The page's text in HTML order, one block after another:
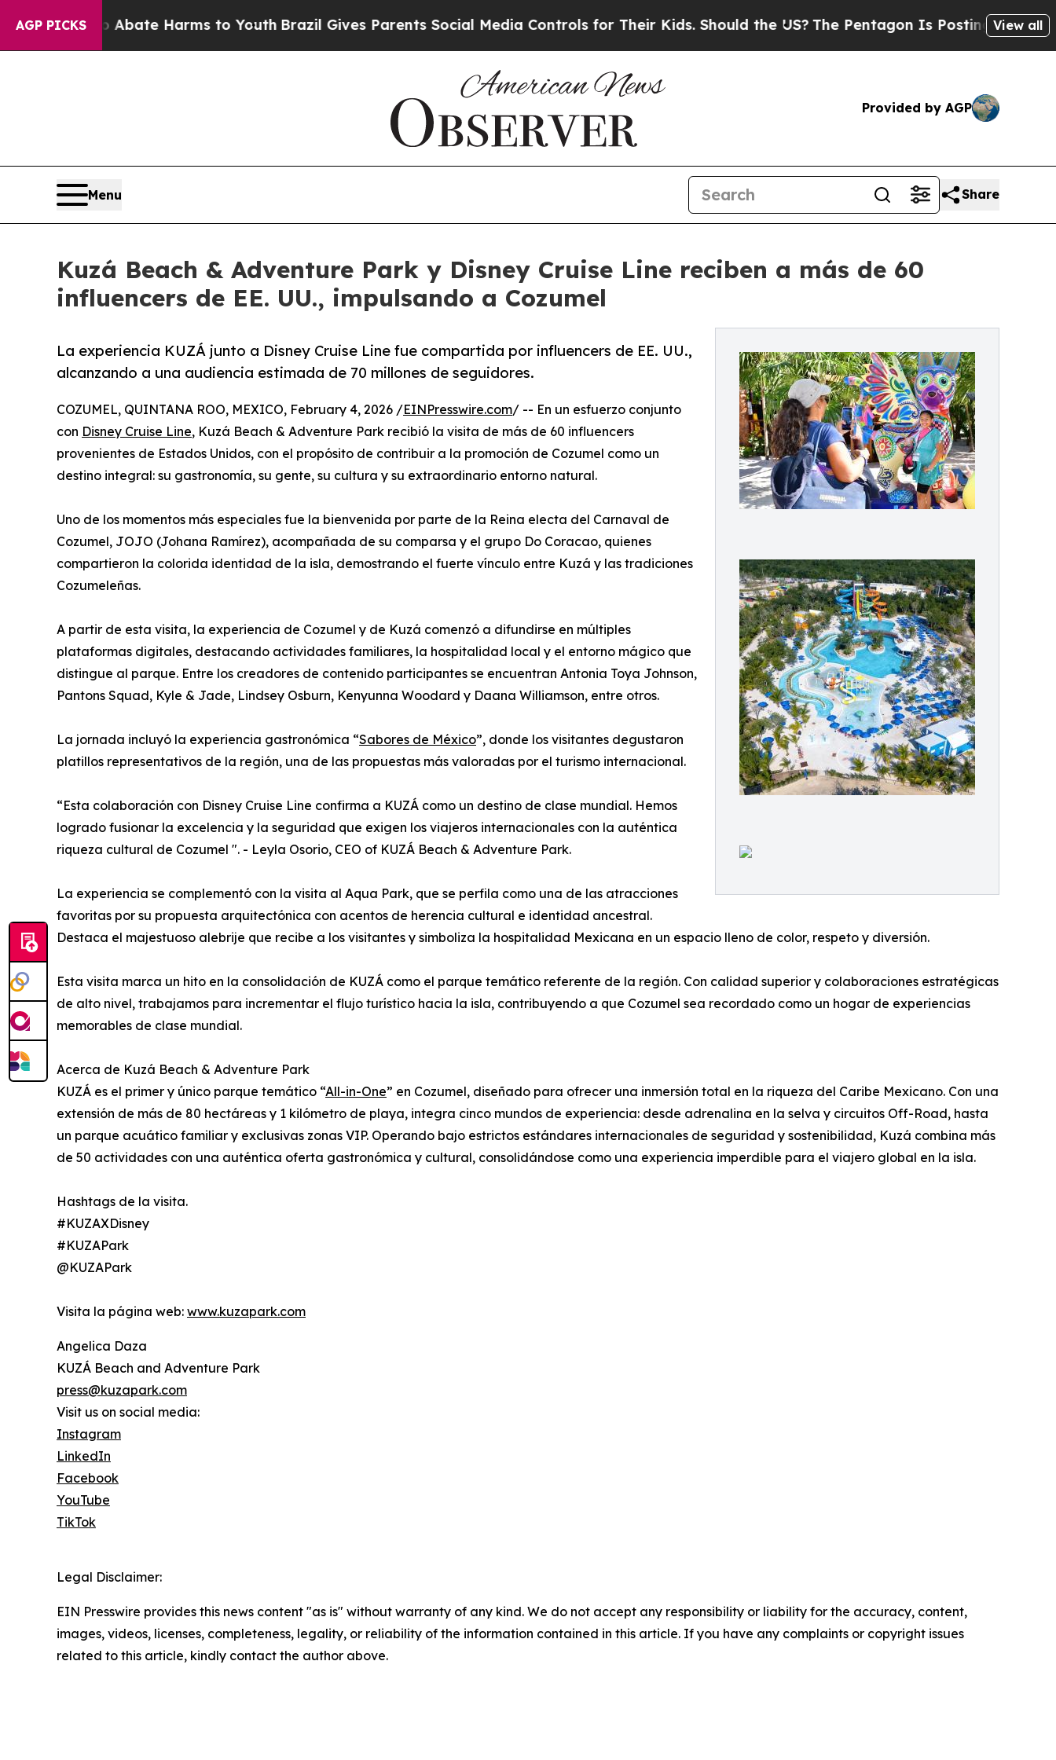
AGP PICKS
to Abate Harms to YouthBrazil Gives Parents Social Media Controls for Their Kids. Should the US? The Pentagon Is Posting Cryptic Biblical
View all
Provided by AGP
Menu Share
Kuzá Beach & Adventure Park y Disney Cruise Line reciben a más de 60
influencers de EE. UU., impulsando a Cozumel
La experiencia KUZÁ junto a Disney Cruise Line fue compartida por influencers de EE. UU.,
alcanzando a una audiencia estimada de 70 millones de seguidores.
COZUMEL, QUINTANA ROO, MEXICO, February 4, 2026 /EINPresswire.com/ -- En un esfuerzo conjunto
con Disney Cruise Line, Kuzá Beach & Adventure Park recibió la visita de más de 60 influencers
provenientes de Estados Unidos, con el propósito de contribuir a la promoción de Cozumel como un
destino integral: su gastronomía, su gente, su cultura y su extraordinario entorno natural.
Uno de los momentos más especiales fue la bienvenida por parte de la Reina electa del Carnaval de
Cozumel, JOJO (Johana Ramírez), acompañada de su comparsa y el grupo Do Coracao, quienes
compartieron la colorida identidad de la isla, demostrando el fuerte vínculo entre Kuzá y las tradiciones
Cozumeleñas.
A partir de esta visita, la experiencia de Cozumel y de Kuzá comenzó a difundirse en múltiples
plataformas digitales, destacando actividades familiares, la hospitalidad local y el entorno mágico que
distingue al parque. Entre los creadores de contenido participantes se encuentran Antonia Toya Johnson,
Pantons Squad, Kyle & Jade, Lindsey Osburn, Kenyunna Woodard y Daana Williamson, entre otros.
La jornada incluyó la experiencia gastronómica “Sabores de México”, donde los visitantes degustaron
platillos representativos de la región, una de las propuestas más valoradas por el turismo internacional.
“Esta colaboración con Disney Cruise Line confirma a KUZÁ como un destino de clase mundial. Hemos
logrado fusionar la excelencia y la seguridad que exigen los viajeros internacionales con la auténtica
riqueza cultural de Cozumel ". - Leyla Osorio, CEO of KUZÁ Beach & Adventure Park.
La experiencia se complementó con la visita al Aqua Park, que se perfila como una de las atracciones
favoritas por su propuesta arquitectónica con acentos de herencia cultural e identidad ancestral.
Destaca el majestuoso alebrije que recibe a los visitantes y simboliza la hospitalidad Mexicana en un espacio lleno de color, respeto y diversión.
Esta visita marca un hito en la consolidación de KUZÁ como el parque temático referente de la región. Con calidad superior y colaboraciones estratégicas
de alto nivel, trabajamos para incrementar el flujo turístico hacia la isla, contribuyendo a que Cozumel sea recordado como un hogar de experiencias
memorables de clase mundial.
Acerca de Kuzá Beach & Adventure Park
KUZÁ es el primer y único parque temático “All-in-One” en Cozumel, diseñado para ofrecer una inmersión total en la riqueza del Caribe Mexicano. Con una
extensión de más de 80 hectáreas y 1 kilómetro de playa, integra cinco mundos de experiencia: desde adrenalina en la selva y circuitos Off-Road, hasta
un parque acuático familiar y exclusivas zonas VIP. Operando bajo estrictos estándares internacionales de seguridad y sostenibilidad, Kuzá combina más
de 50 actividades con una auténtica oferta gastronómica y cultural, consolidándose como una experiencia imperdible para el viajero global en la isla.
Hashtags de la visita.
#KUZAXDisney
#KUZAPark
@KUZAPark
Visita la página web: www.kuzapark.com
Angelica Daza
KUZÁ Beach and Adventure Park
press@kuzapark.com
Visit us on social media:
Instagram
LinkedIn
Facebook
YouTube
TikTok
Legal Disclaimer:
EIN Presswire provides this news content "as is" without warranty of any kind. We do not accept any responsibility or liability for the accuracy, content,
images, videos, licenses, completeness, legality, or reliability of the information contained in this article. If you have any complaints or copyright issues
related to this article, kindly contact the author above.